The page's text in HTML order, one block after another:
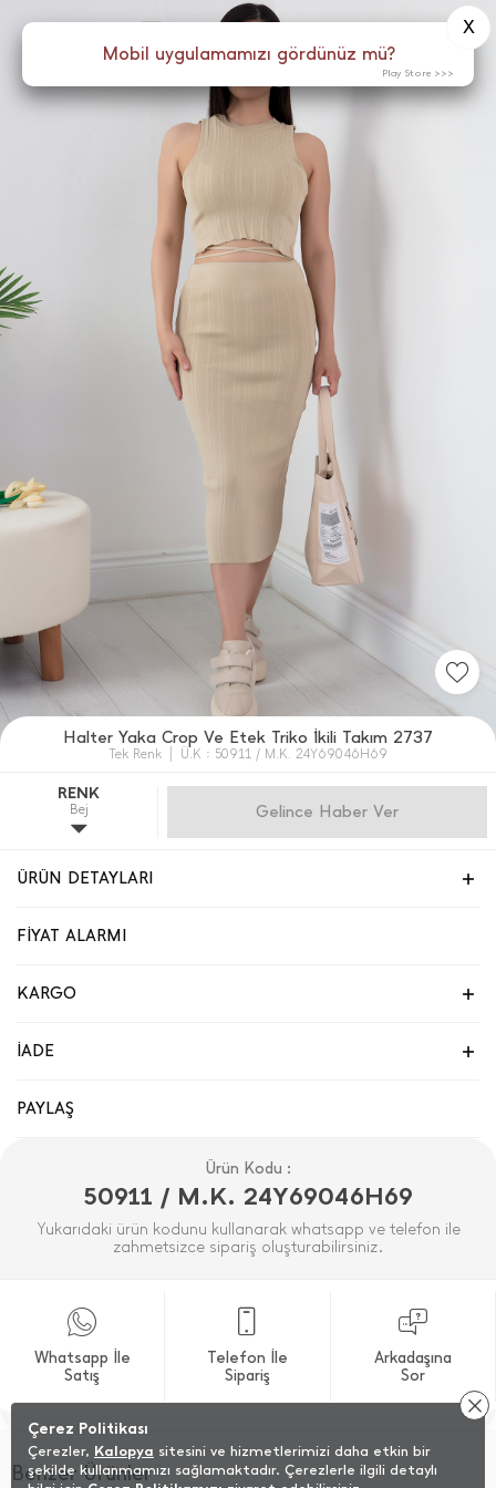
Menü
Halter Yaka Crop Ve Etek Triko İ̇kili Takım 2737
Tek Renk Ü.K : 50911 / M.K. 24Y69046H69
RENK
Bej Gelince Haber Ver
ÜRÜN DETAYLARI
FİYAT ALARMI
KARGO
İADE
PAYLAŞ
Ürün Kodu :
50911 / M.K. 24Y69046H69
Yukarıdaki ürün kodunu kullanarak whatsapp ve telefon ile
zahmetsizce sipariş oluşturabilirsiniz.
Whatsapp İle
Satış
Telefon İle
Sipariş
Arkadaşına
Sor
Benzer Ürünler
Çerez Politikası
Çerezler, Kalopya sitesini ve hizmetlerimizi daha etkin bir
şekilde kullanmamızı sağlamaktadır. Çerezlerle ilgili detaylı
Mobil uygulamamızı gördünüz mü?
X
Play Store >>>